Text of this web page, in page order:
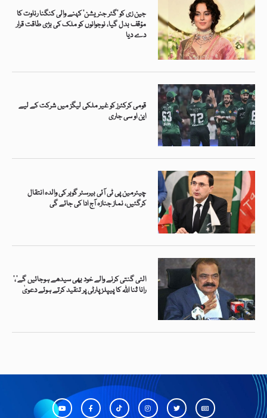
جین زی کو ’گٹر جنریشن‘ کہنے والی کنگنا رناوت کا
مؤقف بدل گیا، نوجوانوں کو ملک کی بڑی طاقت قرار
دے دیا
قومی کرکٹرز کو غیر ملکی لیگز میں شرکت کے لیے
این او سی جاری
چیئرمین پی ٹی آئی بیرسٹر گوہر کی والدہ انتقال
کرگئیں، نماز جنازہ آج ادا کی جائے گی
’الٹی گنتی کرنے والے خود بھی سیدھے ہوجائیں گے‘،
رانا ثنا اللہ کا پیپلز پارٹی پر تنقید کرتے ہوئے دعویٰ